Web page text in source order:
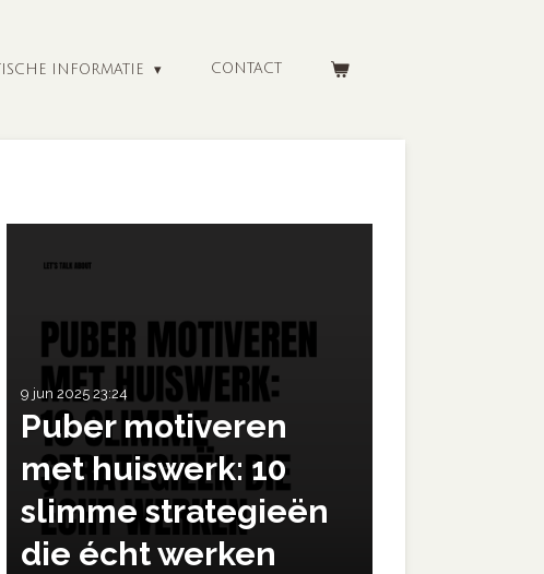
INFORMATIE CONTACT
Puber motiveren
met huiswerk: 10
slimme strategieën
die écht werken
9 jun 2025 23:24